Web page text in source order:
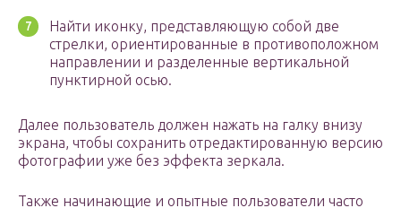
Найти иконку, представляющую собой две
стрелки, ориентированные в противоположном
направлении и разделенные вертикальной
пунктирной осью.
Далее пользователь должен нажать на галку внизу
экрана, чтобы сохранить отредактированную версию
фотографии уже без эффекта зеркала.
Также начинающие и опытные пользователи часто